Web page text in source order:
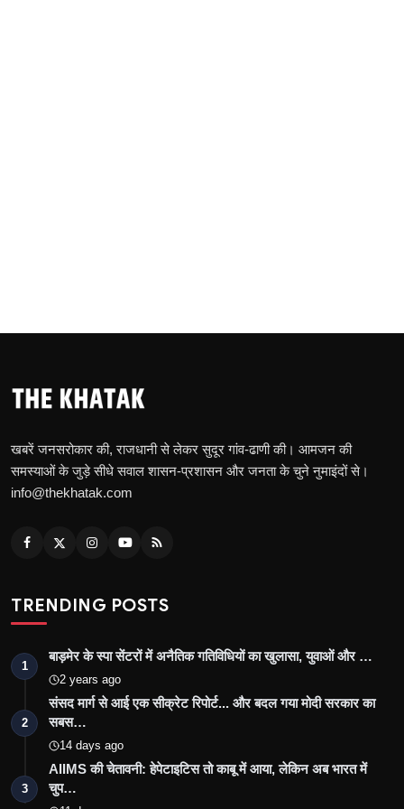
खबरें जनसरोकार की, राजधानी से लेकर सुदूर गांव-ढाणी की। आमजन की
समस्याओं के जुड़े सीधे सवाल शासन-प्रशासन और जनता के चुने नुमाइंदों से।
info@thekhatak.com
TRENDING POSTS
1
बाड़मेर के स्पा सेंटरों में अनैतिक गतिविधियों का खुलासा, युवाओं और …
2 years ago
2
संसद मार्ग से आई एक सीक्रेट रिपोर्ट... और बदल गया मोदी सरकार का
सबस…
14 days ago
3
AIIMS की चेतावनी: हेपेटाइटिस तो काबू में आया, लेकिन अब भारत में
चुप…